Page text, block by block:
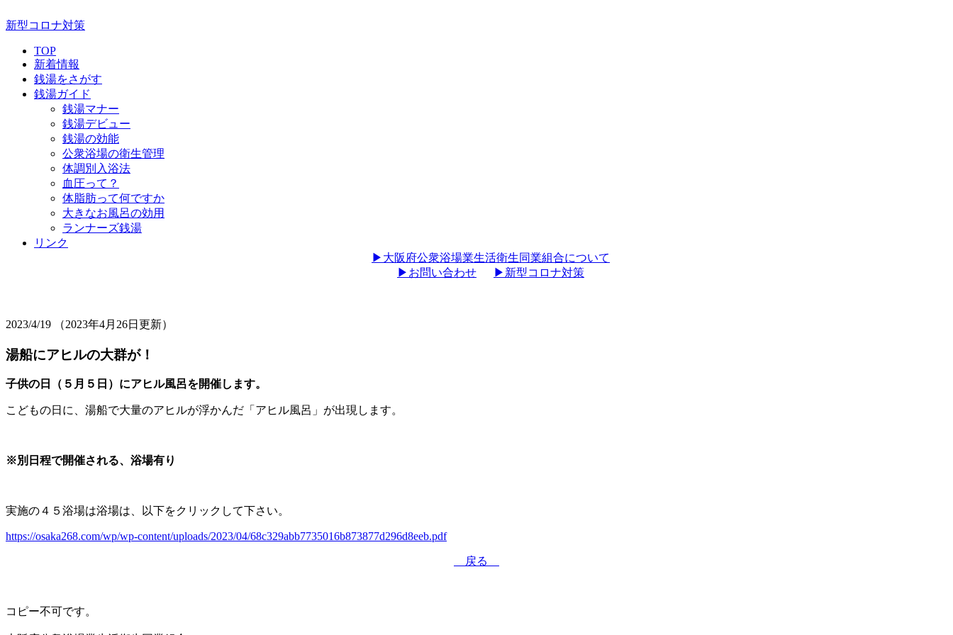
新型コロナ対策
TOP
新着情報
銭湯をさがす
銭湯ガイド
銭湯マナー
銭湯デビュー
銭湯の効能
公衆浴場の衛生管理
体調別入浴法
血圧って？
体脂肪って何ですか
大きなお風呂の効用
ランナーズ銭湯
リンク
▶︎大阪府公衆浴場業生活衛生同業組合について
▶︎お問い合わせ
▶︎新型コロナ対策
2023/4/19 （2023年4月26日更新）
湯船にアヒルの大群が！
子供の日（５月５日）にアヒル風呂を開催します。
こどもの日に、湯船で大量のアヒルが浮かんだ「アヒル風呂」が出現します。
※別日程で開催される、浴場有り
実施の４５浴場は浴場は、以下をクリックして下さい。
https://osaka268.com/wp/wp-content/uploads/2023/04/68c329abb7735016b873877d296d8eeb.pdf
戻る
コピー不可です。